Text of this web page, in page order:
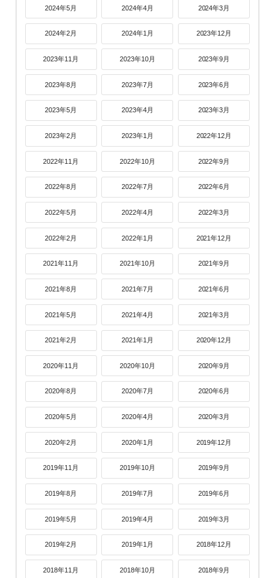
2024年5月 2024年4月 2024年3月
2024年2月 2024年1月 2023年12月
2023年11月 2023年10月 2023年9月
2023年8月 2023年7月 2023年6月
2023年5月 2023年4月 2023年3月
2023年2月 2023年1月 2022年12月
2022年11月 2022年10月 2022年9月
2022年8月 2022年7月 2022年6月
2022年5月 2022年4月 2022年3月
2022年2月 2022年1月 2021年12月
2021年11月 2021年10月 2021年9月
2021年8月 2021年7月 2021年6月
2021年5月 2021年4月 2021年3月
2021年2月 2021年1月 2020年12月
2020年11月 2020年10月 2020年9月
2020年8月 2020年7月 2020年6月
2020年5月 2020年4月 2020年3月
2020年2月 2020年1月 2019年12月
2019年11月 2019年10月 2019年9月
2019年8月 2019年7月 2019年6月
2019年5月 2019年4月 2019年3月
2019年2月 2019年1月 2018年12月
2018年11月 2018年10月 2018年9月